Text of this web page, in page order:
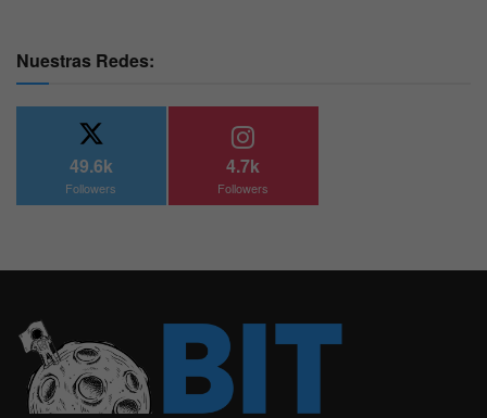
Nuestras Redes:
49.6k
Followers
4.7k
Followers